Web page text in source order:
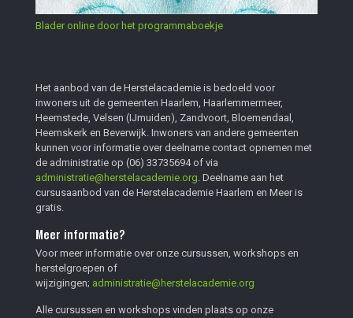
Blader online door het programmaboekje
Het aanbod van de Herstelacademie is bedoeld voor
inwoners uit de gemeenten Haarlem, Haarlemmermeer,
Heemstede, Velsen (IJmuiden), Zandvoort, Bloemendaal,
Heemskerk en Beverwijk. Inwoners van andere gemeenten
kunnen voor informatie over deelname contact opnemen met
de administratie op (06) 33735694of via
administratie@herstelacademie.org. Deelname aan het
cursusaanbod van de Herstelacademie Haarlem en Meer is
gratis.
Meer informatie?
Voor meer informatie over onze cursussen, workshops en
herstelgroepen of
wijzigingen; administratie@herstelacademie.org
Alle cursussen en workshops vinden plaats op onze